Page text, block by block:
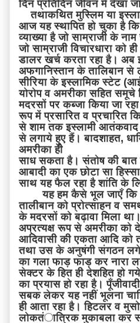
दिन प्रतिदिन जीवन में देखा
तथाकथित मुस्लिम या
आज यह स्थापित हो चुका है
व्याख्या है जो साम्राजी के
जो साम्राजी विचारधारा को
डालर खर्च करता रहा है। अब
अफगानिस्तान के तालिबान से
सीरिया के इस्लामिक स्टेट
योरोप व अमरीका सहित समूचे
मदरसों पर कब्जा किया जा
रूप में प्रसारित व प्रचारित
से शाम तक इस्लामी आतंकवाद
से लगाये हुए हैं। बादशाहत,
अमरीका ही
साध सकता है। संतोष की
आबादी का एक छोटा सा
साथ यह फैल रहा है शांति के
यह हम कैसे भूल जाएँ कि
तालीबान को प्रोत्साहन व
के मदरसों को बढ़ावा मिला
अप्रत्यक्ष रूप से अमरीका को
आदिवासी की एकता आदि को
तथा उस के अनुषंगी संगठन लगे
का गला फाड़ फाड़ कर नारा
सेक्टर के हित ही देशहित हो
का प्रयास हो रहा है।
सबक लेकर यह नहीं भूलना
ही आता रहा है। हिटलर व
लोकतंात्रिक मुकाबला कर